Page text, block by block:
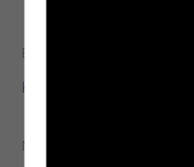
ENSEIGNANT
Karen Frischmann
MATÉRIEL